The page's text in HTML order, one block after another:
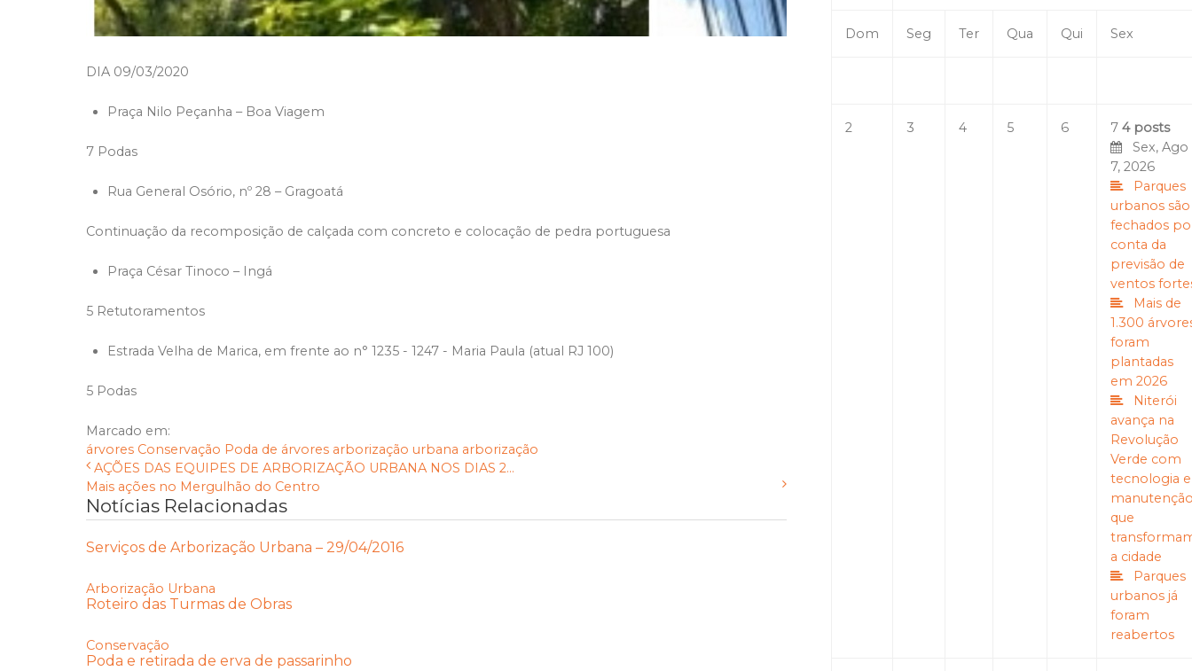
DIA 09/03/2020
Praça Nilo Peçanha – Boa Viagem
7 Podas
Rua General Osório, nº 28 – Gragoatá
Continuação da recomposição de calçada com concreto e colocação de pedra portuguesa
Praça César Tinoco – Ingá
5 Retutoramentos
Estrada Velha de Marica, em frente ao n° 1235 - 1247 - Maria Paula (atual RJ 100)
5 Podas
Marcado em:
árvores Conservação Poda de árvores arborização urbana arborização
AÇÕES DAS EQUIPES DE ARBORIZAÇÃO URBANA NOS DIAS 2...
Mais ações no Mergulhão do Centro
Notícias Relacionadas
Serviços de Arborização Urbana – 29/04/2016
Arborização Urbana
Roteiro das Turmas de Obras
Conservação
Poda e retirada de erva de passarinho
Dom Seg Ter Qua Qui Sex
2 3 4 5 6 7 4 posts
Sex, Ago
7, 2026
Parques
urbanos são
fechados
conta da
previsão de
ventos
Mais de
1.300
foram
plantadas
em 2026
Niterói
avança na
Revolução
Verde com
tecnologia e
que
a cidade
Parques
urbanos já
foram
reabertos